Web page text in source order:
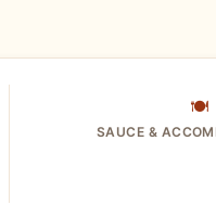
🍽
SAUCE &